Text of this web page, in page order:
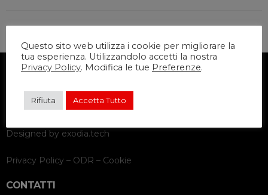
Designed by exodia.tech
Privacy Policy – ODR – Cookie
CONTATTI
Questo sito web utilizza i cookie per migliorare la
tua esperienza. Utilizzandolo accetti la nostra
Privacy Policy. Modifica le tue Preferenze.
Rifiuta Accetta Tutto